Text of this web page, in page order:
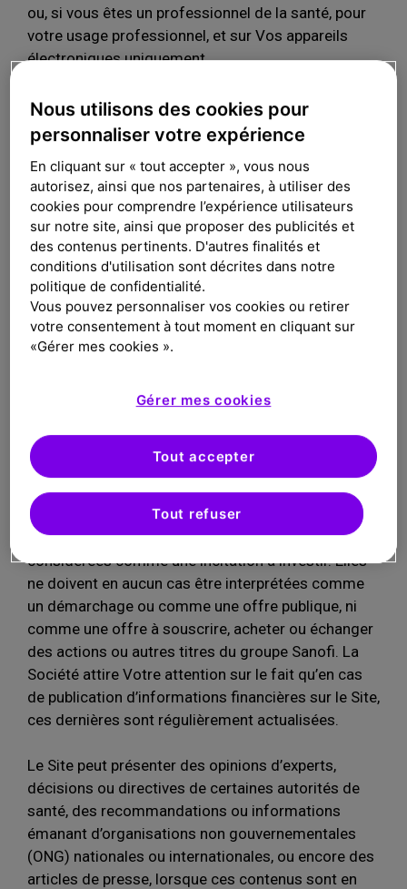
ou, si vous êtes un professionnel de la santé, pour
votre usage professionnel, et sur Vos appareils
électroniques uniquement.
copie autorisée de tout ou partie du contenu du Site
: « COPYRIGHT © 2025 – Sanofi Winthrop Industrie
– TOUS DROITS RÉSERVÉS. »
L’usage autorisé d’éléments composant ou affichés
sur le Site ne doit pas conduire à une quelconque
dénaturation, modification ou altération desdits
éléments.
Le groupe Sanofi, y compris la Société, se réservent
le droit d’intenter des poursuites contre toute
violation de leurs droits de propriété intellectuelle.
Nature des informations
Les informations fournies sur le Site ne constituent
médicaments ou autres spécialités
commercialisés par le groupe Sanofi.
Les informations, notamment financières, qui
pourraient être publiées sur le Site ne sauraient être
considérées comme une incitation à investir. Elles
ne doivent en aucun cas être interprétées comme
un démarchage ou comme une offre publique, ni
comme une offre à souscrire, acheter ou échanger
des actions ou autres titres du groupe Sanofi. La
Société attire Votre attention sur le fait qu’en cas
de publication d’informations financières sur le Site,
ces dernières sont régulièrement actualisées.
Le Site peut présenter des opinions d’experts,
décisions ou directives de certaines autorités de
santé, des recommandations ou informations
émanant d’organisations non gouvernementales
(ONG) nationales ou internationales, ou encore des
articles de presse, lorsque ces contenus sont en
Nous utilisons des cookies pour
personnaliser votre expérience
En cliquant sur « tout accepter », vous nous
autorisez, ainsi que nos partenaires, à utiliser des
cookies pour comprendre l’expérience utilisateurs
sur notre site, ainsi que proposer des publicités et
des contenus pertinents. D'autres finalités et
conditions d'utilisation sont décrites dans notre
politique de confidentialité.
Vous pouvez personnaliser vos cookies ou retirer
votre consentement à tout moment en cliquant sur
«Gérer mes cookies ».
Gérer mes cookies
Tout refuser
Tout accepter